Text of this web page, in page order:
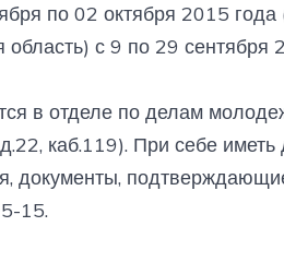
по 02 октября 2015
область) с 9 по 29 сентября
в отделе по делам
каб.119). При себе
документы,
15.